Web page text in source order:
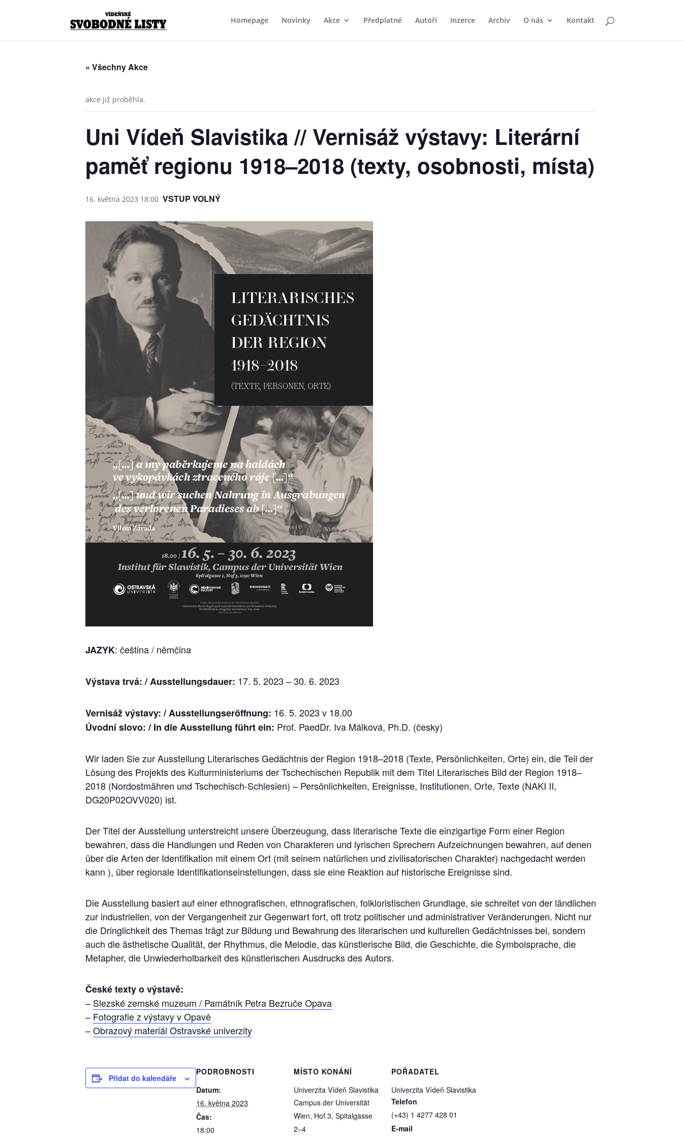
Homepage Novinky Akce Předplatné Autoři Inzerce Archiv O nás Kontakt
« Všechny Akce
akce již proběhla.
Uni Vídeň Slavistika // Vernisáž výstavy: Literární
paměť regionu 1918–2018 (texty, osobnosti, místa)
16. května 2023 18:00 VSTUP VOLNÝ
JAZYK: čeština / němčina
Výstava trvá: / Ausstellungsdauer: 17. 5. 2023 – 30. 6. 2023
Vernisáž výstavy: / Ausstellungseröffnung: 16. 5. 2023 v 18.00
Úvodní slovo: / In die Ausstellung führt ein: Prof. PaedDr. Iva Málková, Ph.D. (česky)
Wir laden Sie zur Ausstellung Literarisches Gedächtnis der Region 1918–2018 (Texte, Persönlichkeiten, Orte) ein, die Teil der
Lösung des Projekts des Kulturministeriums der Tschechischen Republik mit dem Titel Literarisches Bild der Region 1918–
2018 (Nordostmähren und Tschechisch-Schlesien) – Persönlichkeiten, Ereignisse, Institutionen, Orte, Texte (NAKI II,
DG20P02OVV020) ist.
Der Titel der Ausstellung unterstreicht unsere Überzeugung, dass literarische Texte die einzigartige Form einer Region
bewahren, dass die Handlungen und Reden von Charakteren und lyrischen Sprechern Aufzeichnungen bewahren, auf denen
über die Arten der Identifikation mit einem Ort (mit seinem natürlichen und zivilisatorischen Charakter) nachgedacht werden
kann ), über regionale Identifikationseinstellungen, dass sie eine Reaktion auf historische Ereignisse sind.
Die Ausstellung basiert auf einer ethnografischen, ethnografischen, folkloristischen Grundlage, sie schreitet von der ländlichen
zur industriellen, von der Vergangenheit zur Gegenwart fort, oft trotz politischer und administrativer Veränderungen. Nicht nur
die Dringlichkeit des Themas trägt zur Bildung und Bewahrung des literarischen und kulturellen Gedächtnisses bei, sondern
auch die ästhetische Qualität, der Rhythmus, die Melodie, das künstlerische Bild, die Geschichte, die Symbolsprache, die
Metapher, die Unwiederholbarkeit des künstlerischen Ausdrucks des Autors.
České texty o výstavě:
– Slezské zemské muzeum / Památník Petra Bezruče Opava
– Fotografie z výstavy v Opavě
–Obrazový materiál Ostravské univerzity
Přidat do kalendáře
PODROBNOSTI
Datum:
16. května 2023
Čas:
18:00
MÍSTO KONÁNÍ
Univerzita Vídeň Slavistika
Campus der Universität
Wien, Hof 3, Spitalgasse
2–4
POŘADATEL
Univerzita Vídeň Slavistika
Telefon
(+43) 1 4277 428 01
E-mail